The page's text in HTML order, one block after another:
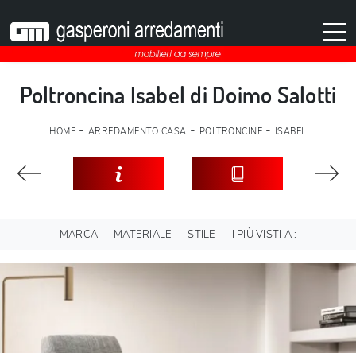
Poltroncina Isabel di Doimo Salotti
HOME - ARREDAMENTO CASA - POLTRONCINE - ISABEL
MARCA MATERIALE STILE I PIÙ VISTI A :